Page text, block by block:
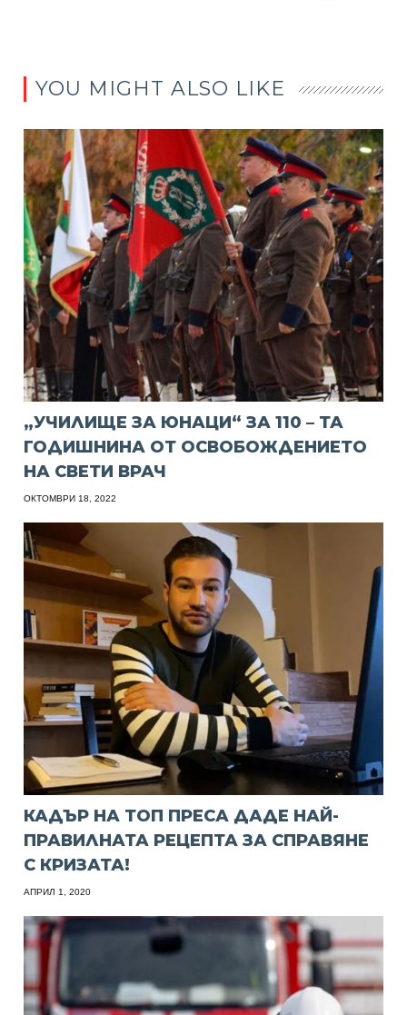
YOU MIGHT ALSO LIKE
„УЧИЛИЩЕ ЗА ЮНАЦИ“ ЗА 110 – ТА
ГОДИШНИНА ОТ ОСВОБОЖДЕНИЕТО
НА СВЕТИ ВРАЧ
ОКТОМВРИ 18, 2022
КАДЪР НА ТОП ПРЕСА ДАДЕ НАЙ-
ПРАВИЛНАТА РЕЦЕПТА ЗА СПРАВЯНЕ
С КРИЗАТА!
АПРИЛ 1, 2020